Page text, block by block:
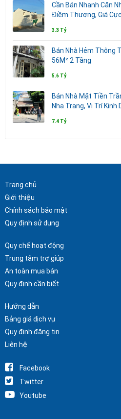
Cần Bán Nhanh Căn
Điềm Thượng, Giá
3.3 Tỷ
Bán Nhà Hẻm Thông
56M² 2 Tầng
5.6 Tỷ
Bán Nhà Mặt Tiền
Nha Trang, Vị Trí Kinh
7.4 Tỷ
Trang chủ
Giới thiệu
Chính sách bảo mật
Quy định sử dụng
Quy chế hoạt động
Trung tâm trợ giúp
An toàn mua bán
Quy định cần biết
Hướng dẫn
Bảng giá dịch vụ
Quy định đăng tin
Liên hệ
Facebook
Twitter
Youtube